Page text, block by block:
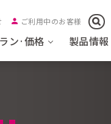
ご利用中のお客様
ン·価格 製品情報